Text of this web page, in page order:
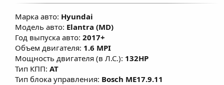
вентиляторов охлаждения ДВС, В
большинстве прошивок изменены обороты
ХХ в значения близкие к 720-750 об/мин, что
улучшает наполнения газовой смесью
камеры сгорания и уменьшает
температуру в зоне выпускных клапанов.
Данные решения не имеют сильного
Марка авто: Hyundai
Модель авто: Elantra (MD)
Год выпуска авто: 2017+
Объем двигателя: 1.6 MPI
Мощность двигателя (в Л.С.): 132HP
Тип КПП: AT
Тип блока управления: Bosch ME17.9.11